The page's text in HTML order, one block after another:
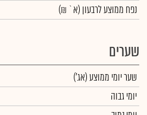
נפח ממוצע לרבעון (א` ₪)
שערים
שער יומי ממוצע(אג')
יומי גבוה